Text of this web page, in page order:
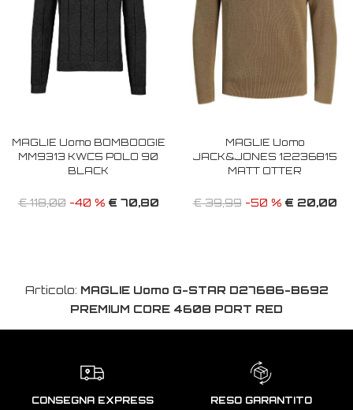
MAGLIE Uomo BOMBOOGIE
MM9313 KWC5 POLO 90
BLACK
€ 118,00-40 % € 70,80
MAGLIE Uomo
JACK&JONES 12236815
MATT OTTER
€ 39,99-50 % € 20,00
Articolo: MAGLIE Uomo G-STAR D27686-B692
PREMIUM CORE 4608 PORT RED
CONSEGNA EXPRESS RESO GARANTITO